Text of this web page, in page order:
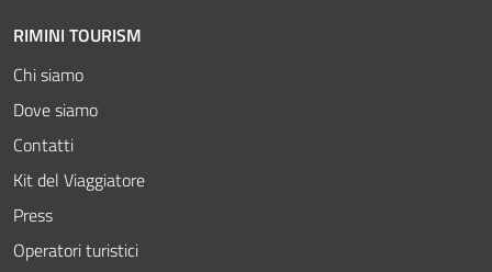
RIMINI TOURISM
Chi siamo
Dove siamo
Contatti
Kit del Viaggiatore
Press
Operatori turistici